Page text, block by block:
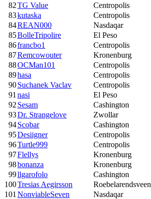
82TG Value Centropolis
83kutaska Centropolis
84REAN000 Nasdaqar
85BolleTripolire El Peso
86francbo1 Centropolis
87Remcowouter Kronenburg
88OCMan101 Centropolis
89hasa Centropolis
90Suchanek Vaclav Centropolis
91 nasi El Peso
92 Sesam Cashington
93Dr. Strangelove Zwollar
94Scobar Cashington
95Desiigner Centropolis
96Turtle999 Centropolis
97Flellys Kronenburg
98bonanza Kronenburg
99llgarofolo Cashington
100Tresias Aegirsson Roebelarendsveen
101 NonviableSeven Nasdaqar